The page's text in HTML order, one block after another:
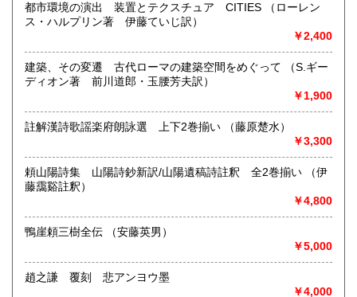
取り扱い分野
都市環境の演出 装置とテクスチュア CITIES （ローレン
ス・ハルプリン著 伊藤ていじ訳）
￥2,400
建築、その変遷 古代ローマの建築空間をめぐって （S.ギー
ディオン著 前川道郎・玉腰芳夫訳）
￥1,900
註解漢詩歌謡楽府朗詠選 上下2巻揃い （藤原楚水）
￥3,300
頼山陽詩集 山陽詩鈔新訳/山陽遺稿詩註釈 全2巻揃い （伊
藤靄谿註釈）
￥4,800
鴨崖頼三樹全伝 （安藤英男）
￥5,000
趙之謙 覆刻 悲アンヨウ墨
￥4,000